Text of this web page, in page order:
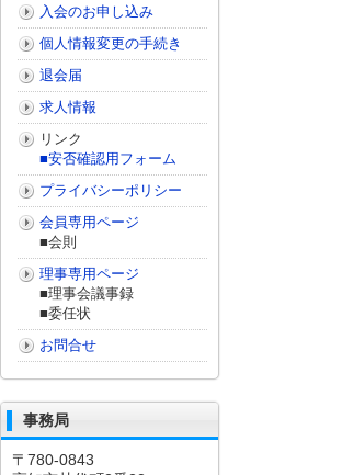
入会のお申し込み
個人情報変更の手続き
退会届
求人情報
リンク
■安否確認用フォーム
プライバシーポリシー
会員専用ページ
■会則
理事専用ページ
■理事会議事録
■委任状
お問合せ
事務局
〒780-0843